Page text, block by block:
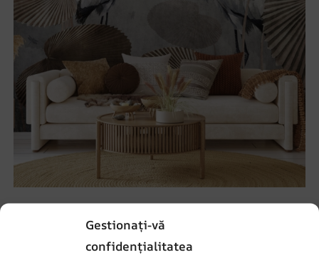
Gestionați-vă
confidențialitatea
93.20 lei 69.90